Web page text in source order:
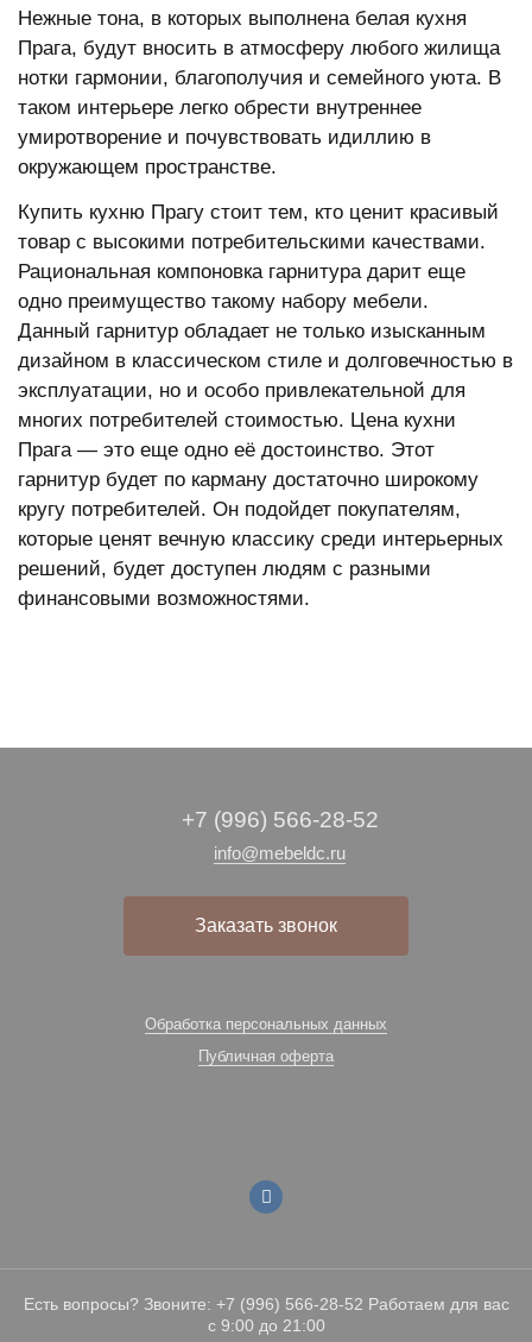
Нежные тона, в которых выполнена белая кухня
Прага, будут вносить в атмосферу любого жилища
нотки гармонии, благополучия и семейного уюта. В
таком интерьере легко обрести внутреннее
умиротворение и почувствовать идиллию в
окружающем пространстве.
Купить кухню Прагу стоит тем, кто ценит красивый
товар с высокими потребительскими качествами.
Рациональная компоновка гарнитура дарит еще
одно преимущество такому набору мебели.
Данный гарнитур обладает не только изысканным
дизайном в классическом стиле и долговечностью в
эксплуатации, но и особо привлекательной для
многих потребителей стоимостью. Цена кухни
Прага — это еще одно её достоинство. Этот
гарнитур будет по карману достаточно широкому
кругу потребителей. Он подойдет покупателям,
которые ценят вечную классику среди интерьерных
решений, будет доступен людям с разными
финансовыми возможностями.
+7 (996) 566-28-52
info@mebeldc.ru
Заказать звонок
Обработка персональных данных
Публичная оферта
Есть вопросы? Звоните: +7 (996) 566-28-52 Работаем для вас
с 9:00 до 21:00